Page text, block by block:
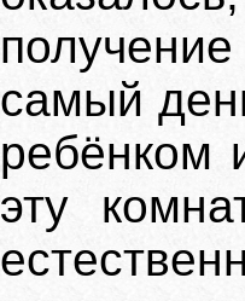
самый
ребёнком
эту